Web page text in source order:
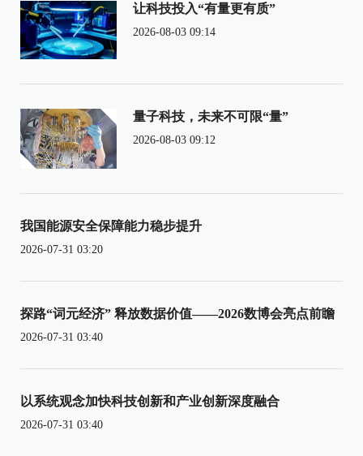
让科技投入“有量更有质”
2026-08-03 09:14
量子科技，未来不可限“量”
2026-08-03 09:12
我国能源安全保障能力稳步提升
2026-07-31 03:20
探路“词元经济” 释放数据价值——2026数博会亮点前瞻
2026-07-31 03:40
以系统观念加快科技创新和产业创新深度融合
2026-07-31 03:40